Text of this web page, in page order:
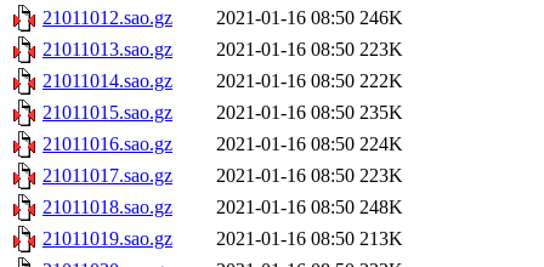
21011012.sao.gz
2021-01-16 08:50 246K
21011013.sao.gz
2021-01-16 08:50 223K
21011014.sao.gz
2021-01-16 08:50 222K
21011015.sao.gz
2021-01-16 08:50 235K
21011016.sao.gz
2021-01-16 08:50 224K
21011017.sao.gz
2021-01-16 08:50 223K
21011018.sao.gz
2021-01-16 08:50 248K
21011019.sao.gz
2021-01-16 08:50 213K